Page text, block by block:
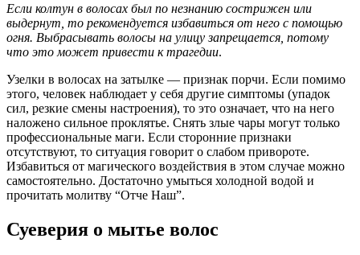
Если колтун в волосах был по незнанию сострижен или
выдернут, то рекомендуется избавиться от него с помощью
огня. Выбрасывать волосы на улицу запрещается, потому
что это может привести к трагедии.
Узелки в волосах на затылке — признак порчи. Если помимо
этого, человек наблюдает у себя другие симптомы (упадок
сил, резкие смены настроения), то это означает, что на него
наложено сильное проклятье. Снять злые чары могут только
профессиональные маги. Если сторонние признаки
отсутствуют, то ситуация говорит о слабом привороте.
Избавиться от магического воздействия в этом случае можно
самостоятельно. Достаточно умыться холодной водой и
прочитать молитву “Отче Наш”.
Суеверия о мытье волос